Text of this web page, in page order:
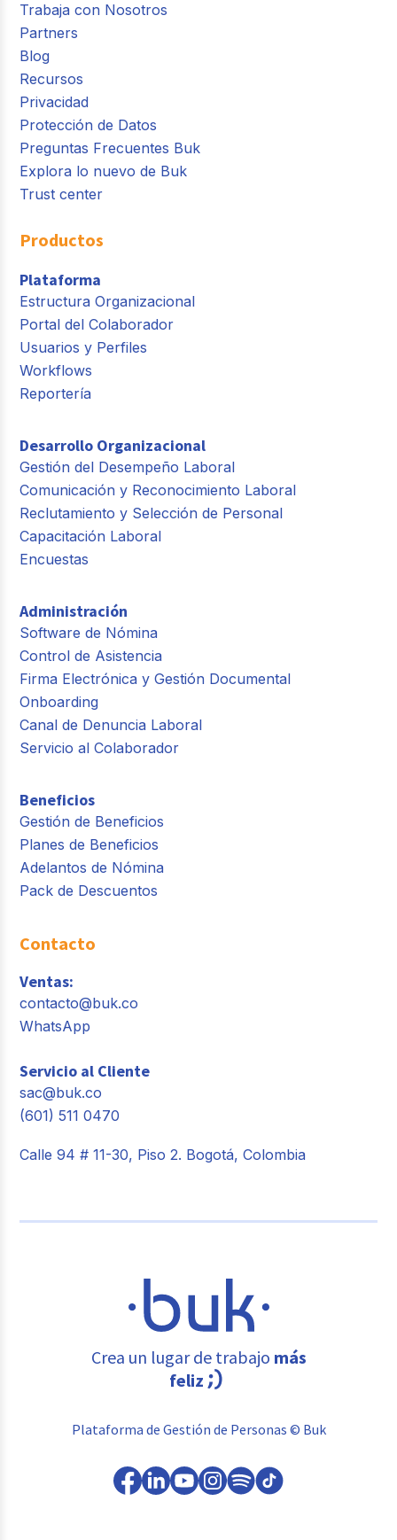
Trabaja con Nosotros
Partners
Blog
Recursos
Privacidad
Protección de Datos
Preguntas Frecuentes Buk
Explora lo nuevo de Buk
Trust center
Productos
Plataforma
Estructura Organizacional
Portal del Colaborador
Usuarios y Perfiles
Workflows
Reportería
Desarrollo Organizacional
Gestión del Desempeño Laboral
Comunicación y Reconocimiento Laboral
Reclutamiento y Selección de Personal
Capacitación Laboral
Encuestas
Administración
Software de Nómina
Control de Asistencia
Firma Electrónica y Gestión Documental
Onboarding
Canal de Denuncia Laboral
Servicio al Colaborador
Beneficios
Gestión de Beneficios
Planes de Beneficios
Adelantos de Nómina
Pack de Descuentos
Contacto
Ventas:
contacto@buk.co
WhatsApp
Servicio al Cliente
sac@buk.co
(601) 511 0470
Calle 94 # 11-30, Piso 2. Bogotá, Colombia
Crea un lugar de trabajo más
feliz
Plataforma de Gestión de Personas © Buk